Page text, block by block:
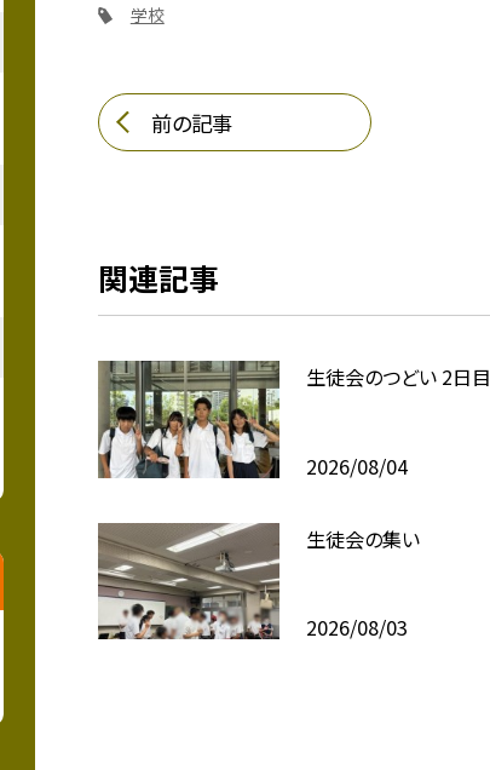
学校
前の記事
関連記事
生徒会のつどい 2日目
2026/08/04
生徒会の集い
2026/08/03